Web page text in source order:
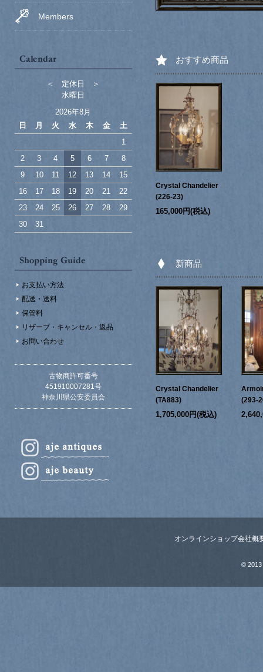
Members
＜ 定休日 ＞
水曜日
2026年8月
日
月 火 水 木 金
土
1
2
3 4 5 6 7
8
9
10 11 12 13 14
15
16
17 18 19 20 21
22
23
24 25 26 27 28
29
30
31
お支払い方法
配送・送料
保管料
リザーブ・キャンセル・返品
お問い合わせ
古物商許可番号
451910007281号
神奈川県公安委員会
おすすめ商品
Crystal Chandelier
(226-23)
165,000円(税込)
新商品
Crystal Chandelier
(TA883)
1,705,000円(税込)
(293-
オンラインショップ会社概
© 2013